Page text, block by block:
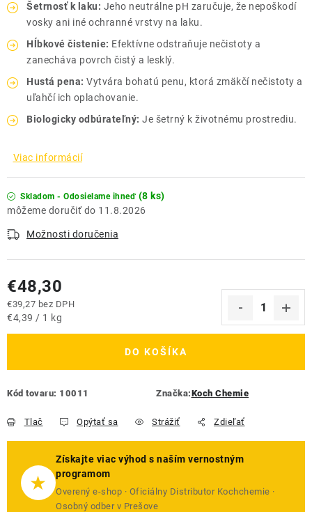
Šetrnosť k laku: Jeho neutrálne pH zaručuje, že nepoškodí
vosky ani iné ochranné vrstvy na laku.
Hĺbkové čistenie: Efektívne odstraňuje nečistoty a
zanecháva povrch čistý a lesklý.
Hustá pena: Vytvára bohatú penu, ktorá zmäkčí nečistoty a
uľahčí ich oplachovanie.
Biologicky odbúrateľný: Je šetrný k životnému prostrediu.
Viac informácií
Skladom - Odosielame ihneď (8 ks)
11.8.2026
Možnosti doručenia
€48,30
€39,27 bez DPH
Jednotková cena:
€4,39 / 1 kg
DO KOŠÍKA
Kód tovaru: 10011 Značka:Koch Chemie
Tlač Opýtať sa Strážiť Zdieľať
★
Získajte viac výhod s naším vernostným
programom
Overený e-shop · Oficiálny Distributor Kochchemie ·
Osobný odber v Prešove